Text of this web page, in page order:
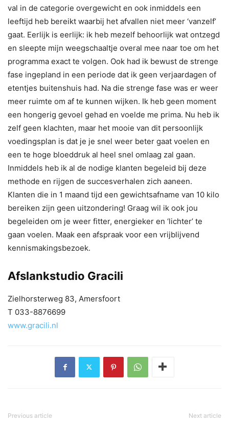
val in de categorie overgewicht en ook inmiddels een
leeftijd heb bereikt waarbij het afvallen niet meer ‘vanzelf’
gaat. Eerlijk is eerlijk: ik heb mezelf behoorlijk wat ontzegd
en sleepte mijn weegschaaltje overal mee naar toe om het
programma exact te volgen. Ook had ik bewust de strenge
fase ingepland in een periode dat ik geen verjaardagen of
etentjes buitenshuis had. Na die strenge fase was er weer
meer ruimte om af te kunnen wijken. Ik heb geen moment
een hongerig gevoel gehad en voelde me prima. Nu heb ik
zelf geen klachten, maar het mooie van dit persoonlijk
voedingsplan is dat je je snel weer beter gaat voelen en
een te hoge bloeddruk al heel snel omlaag zal gaan.
Inmiddels heb ik al de nodige klanten begeleid bij deze
methode en rijgen de succesverhalen zich aaneen.
Klanten die in 1 maand tijd een gewichtsafname van 10 kilo
bereiken zijn geen uitzondering! Graag wil ik ook jou
begeleiden om je weer fitter, energieker en ‘lichter’ te
gaan voelen. Maak een afspraak voor een vrijblijvend
kennismakingsbezoek.
Afslankstudio Gracili
Zielhorsterweg 83, Amersfoort
T 033-8876699
www.gracili.nl
Previous article Next article